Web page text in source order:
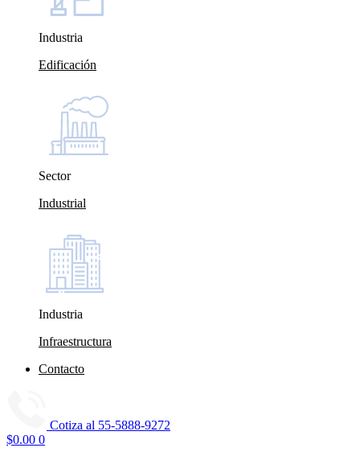
Industria
Edificación
Sector
Industrial
Industria
Infraestructura
Contacto
Cotiza al 55-5888-9272
$0.00 0